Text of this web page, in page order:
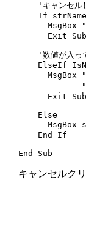
'キャンセル
If
MsgBox "
      Exit Sub
'数値が入っ
ElseIf
MsgBox "
"
      Exit Sub
    Else
MsgBox
    End If
End Sub
キャンセルク